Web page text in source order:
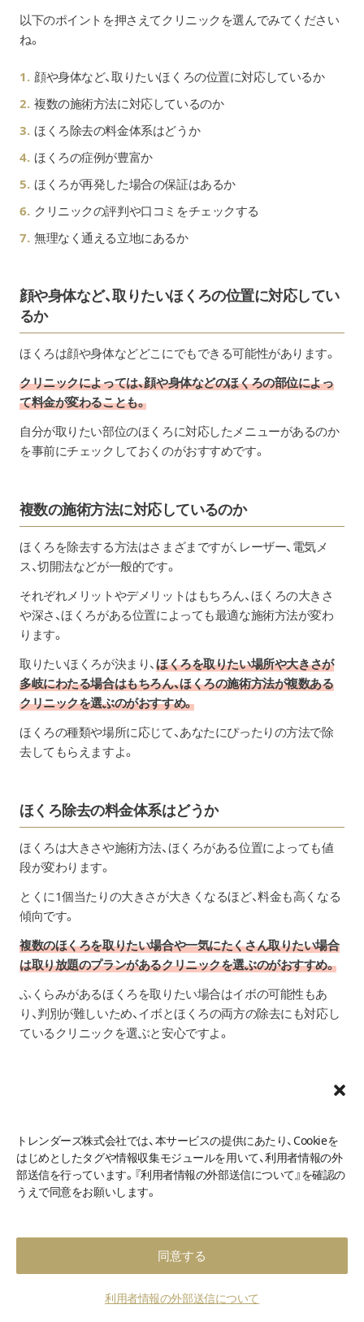
トレンダーズ株式会社では、本サービスの提供にあたり、Cookieを
はじめとしたタグや情報収集モジュールを用いて、利用者情報の外
部送信を行っています。『利用者情報の外部送信について』を確認の
うえで同意をお願いします。
同意する
利用者情報の外部送信について
以下のポイントを押さえてクリニックを選んでみてください
ね。
顔や身体など、取りたいほくろの位置に対応しているか
複数の施術方法に対応しているのか
ほくろ除去の料金体系はどうか
ほくろの症例が豊富か
ほくろが再発した場合の保証はあるか
クリニックの評判や口コミをチェックする
無理なく通える立地にあるか
顔や身体など、取りたいほくろの位置に対応してい
るか
ほくろは顔や身体などどこにでもできる可能性があります。
クリニックによっては、顔や身体などのほくろの部位によっ
て料金が変わることも。
自分が取りたい部位のほくろに対応したメニューがあるのか
を事前にチェックしておくのがおすすめです。
複数の施術方法に対応しているのか
ほくろを除去する方法はさまざまですが、レーザー、電気メ
ス、切開法などが一般的です。
それぞれメリットやデメリットはもちろん、ほくろの大きさ
や深さ、ほくろがある位置によっても最適な施術方法が変わ
ります。
取りたいほくろが決まり、 ほくろを取りたい場所や大きさが
多岐にわたる場合はもちろん、ほくろの施術方法が複数ある
クリニックを選ぶのがおすすめ。
ほくろの種類や場所に応じて、あなたにぴったりの方法で除
去してもらえますよ。
ほくろ除去の料金体系はどうか
ほくろは大きさや施術方法、ほくろがある位置によっても値
段が変わります。
とくに1個当たりの大きさが大きくなるほど、料金も高くなる
傾向です。
複数のほくろを取りたい場合や一気にたくさん取りたい場合
は取り放題のプランがあるクリニックを選ぶのがおすすめ。
ふくらみがあるほくろを取りたい場合はイボの可能性もあ
り、判別が難しいため、イボとほくろの両方の除去にも対応し
ているクリニックを選ぶと安心ですよ。
ト。
ほくろの除去は医師が1つずつのほくろの状態を診て、ほくろ
の大きさ、位置、深さなどを総合的に判断してぴったりの施術
経験が必要なため、ほくろ除去の症例が豊富なクリニックが